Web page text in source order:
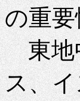
の重
東地
ス、